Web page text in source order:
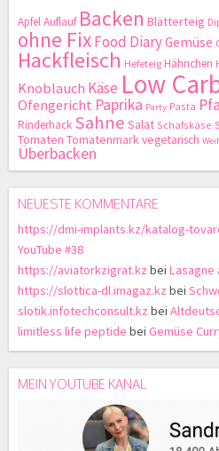
ApfelAuflauf Backen Blätterteig
ohne FixFood DiaryGemüse
Hackfleisch Hefeteig Hähnchen
Knoblauch Käse Low
Ofengericht Paprika Party Pasta
Rinderhack Sahne Salat Schafskäse
Tomaten Tomatenmarkvegetarisch
Überbacken
NEUESTE KOMMENTARE
https://dmi-implants.kz/katalog-
YouTube #38
https://aviatorkzigrat.kz bei Lasagne
https://slottica-dl.imagaz.kz bei
slotik.infotechconsult.kz bei
limitless life peptide bei Gemüse
MEIN YOUTUBE KANAL